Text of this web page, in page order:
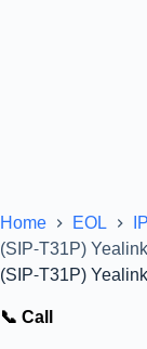
Home EOL
(SIP-T31P)
(SIP-T31P)
📞 Call